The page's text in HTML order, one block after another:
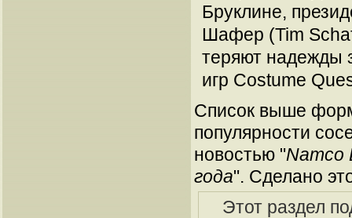
Бруклине,
Шафер (Tim
теряют надежды
игр Costume
Список выше
популярности
новостью "Namco
года". Сделано
Этот раздел